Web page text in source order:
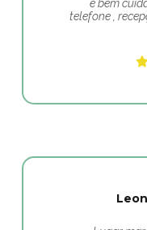
e bem
telefone ,